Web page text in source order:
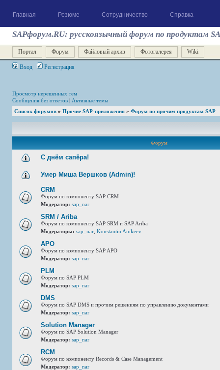
Главная Резюме Сотрудничество Справка
SAPфорум.RU: русскоязычный форум по продуктам
Портал Форум Файловый архив Фотогалерея Wiki
Вход Регистрация
Просмотр нерешенных тем
Сообщения без ответов | Активные темы
Список форумов » Прочие SAP-приложения » Форум по прочим продуктам SAP
Форум
С днём сапёра!
Умер Миша Вершков (Admin)!
CRM
Форум по компоненту SAP CRM
Модератор: sap_nar
SRM / Ariba
Форум по компоненту SAP SRM и SAP Ariba
Модераторы: sap_nar Konstantin Anikeev
APO
Форум по компоненту SAP APO
Модератор: sap_nar
PLM
Форум по SAP PLM
Модератор: sap_nar
DMS
Форум по SAP DMS и прочим решениям по управлению документами
Модератор: sap_nar
Solution Manager
Форум по SAP Solution Manager
Модератор: sap_nar
RCM
Форум по компоненту Records & Case Management
Модератор: sap_nar